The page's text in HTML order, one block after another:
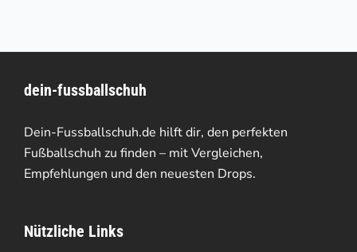
auf.
Die
Optionen
können
der
dein-fussballschuh
Dein-Fussballschuh.de hilft dir, den perfekten
Fußballschuh zu finden – mit Vergleichen,
Empfehlungen und den neuesten Drops.
Nützliche Links